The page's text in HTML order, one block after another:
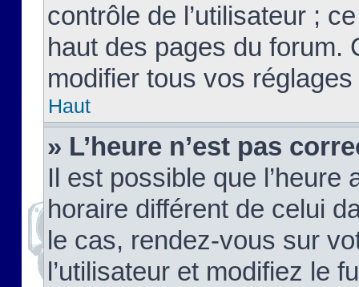
contrôle de l’utilisateur ;
haut des pages du forum.
modifier tous vos
Haut
» L’heure n’est pas
Il est possible que
horaire différent de celui
le cas, rendez-vous sur
l’utilisateur et modifiez le